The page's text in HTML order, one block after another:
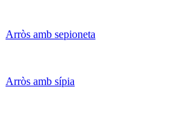
Arròs amb sepioneta
Arròs amb sípia